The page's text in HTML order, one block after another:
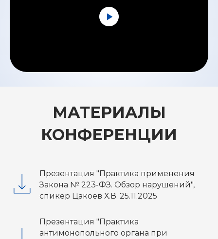
МАТЕРИАЛЫ
КОНФЕРЕНЦИИ
Презентация "Практика применения
Закона № 223-ФЗ. Обзор нарушений",
спикер Цакоев Х.В. 25.11.2025
Презентация "Практика
антимонопольного органа при